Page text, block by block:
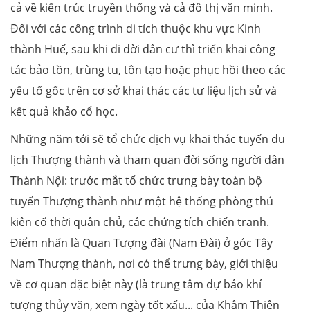
cả về kiến trúc truyền thống và cả đô thị văn minh.
Đối với các công trình di tích thuộc khu vực Kinh
thành Huế, sau khi di dời dân cư thì triển khai công
tác bảo tồn, trùng tu, tôn tạo hoặc phục hồi theo các
yếu tố gốc trên cơ sở khai thác các tư liệu lịch sử và
kết quả khảo cổ học.
Những năm tới sẽ tổ chức dịch vụ khai thác tuyến du
lịch Thượng thành và tham quan đời sống người dân
Thành Nội: trước mắt tổ chức trưng bày toàn bộ
tuyến Thượng thành như một hệ thống phòng thủ
kiên cố thời quân chủ, các chứng tích chiến tranh.
Điểm nhấn là Quan Tượng đài (Nam Đài) ở góc Tây
Nam Thượng thành, nơi có thể trưng bày, giới thiệu
về cơ quan đặc biệt này (là trung tâm dự báo khí
tượng thủy văn, xem ngày tốt xấu... của Khâm Thiên